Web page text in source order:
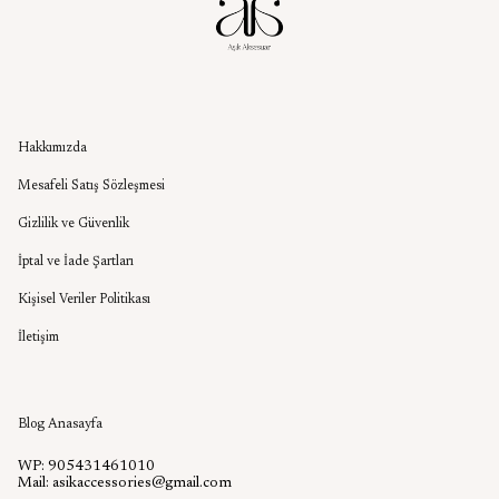
Hakkımızda
Mesafeli Satış Sözleşmesi
Gizlilik ve Güvenlik
İptal ve İade Şartları
Kişisel Veriler Politikası
İletişim
Blog Anasayfa
WP: 905431461010
Mail: asikaccessories@gmail.com